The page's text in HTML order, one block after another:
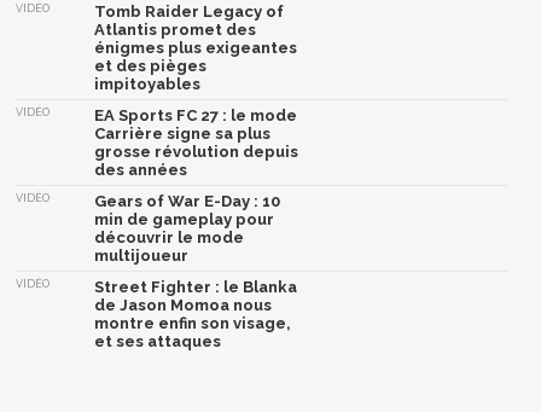
VIDÉO
Tomb Raider Legacy of
Atlantis promet des
énigmes plus exigeantes
et des pièges
impitoyables
VIDÉO
EA Sports FC 27 : le mode
Carrière signe sa plus
grosse révolution depuis
des années
VIDÉO
Gears of War E-Day : 10
min de gameplay pour
découvrir le mode
multijoueur
VIDÉO
Street Fighter : le Blanka
de Jason Momoa nous
montre enfin son visage,
et ses attaques